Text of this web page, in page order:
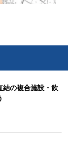
結の複合施設・飲